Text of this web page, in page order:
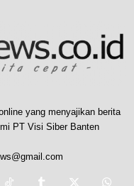
yang menyajikan berita
PT Visi Siber Banten